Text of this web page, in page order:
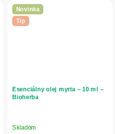
Novinka
Tip
Esenciálny olej myrta – 10 ml –
Bioherba
Skladom